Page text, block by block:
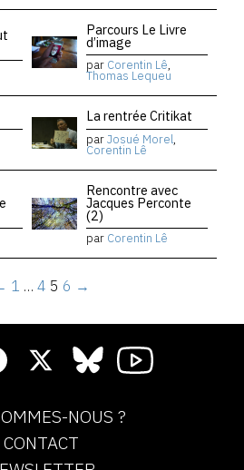
Parcours Le Livre
d’image
par Corentin Lê,
Thomas Lequeu
La rentrée Critikat
parJosué Morel,
Corentin Lê
Rencontre avec
Jacques Perconte
(2)
par Corentin Lê
1 … 4 5 6 →
NOUS ?
CONTACT